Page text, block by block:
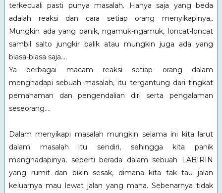
terkecuali pasti punya masalah. Hanya saja yang beda
adalah reaksi dan cara setiap orang menyikapinya,.
Mungkin ada yang panik, ngamuk-ngamuk, loncat-loncat
sambil salto jungkir balik atau mungkin juga ada yang
biasa-biasa saja....
Ya berbagai macam reaksi setiap orang dalam
menghadapi sebuah masalah, itu tergantung dari tingkat
pemahaman dan pengendalian diri serta pengalaman
seseorang....
Dalam menyikapi masalah mungkin selama ini kita larut
dalam masalah itu sendiri, sehingga kita panik
menghadapinya, seperti berada dalam sebuah LABIRIN
yang rumit dan bikin sesak, dimana kita tak tau jalan
keluarnya mau lewat jalan yang mana. Sebenarnya tidak